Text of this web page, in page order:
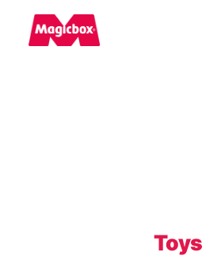
Magyarország
Toys